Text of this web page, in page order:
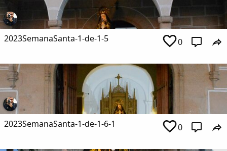
2023SemanaSanta-1-de-1-5 0
2023SemanaSanta-1-de-1-6-1 0